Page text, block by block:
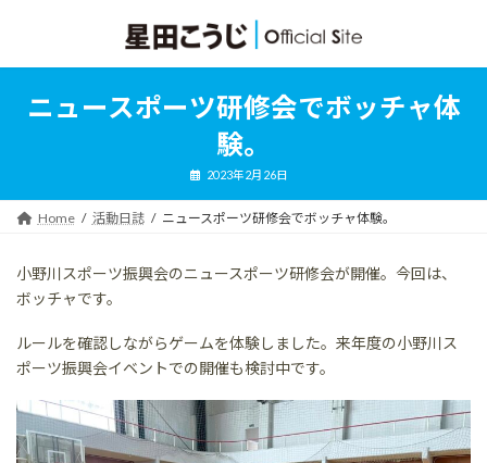
ン
ー
ニュースポーツ研修会でボッチャ体
験。
2023年2月26日
Home 活動日誌 ニュースポーツ研修会でボッチャ体験。
小野川スポーツ振興会のニュースポーツ研修会が開催。今回は、
ボッチャです。
ルールを確認しながらゲームを体験しました。来年度の小野川ス
ポーツ振興会イベントでの開催も検討中です。